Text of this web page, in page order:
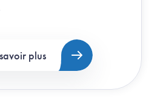
plus